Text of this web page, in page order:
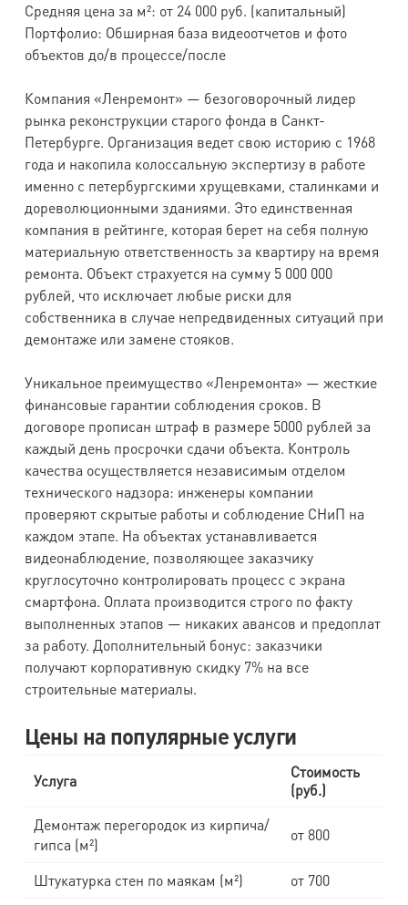
Средняя цена за м²: от 24 000 руб. (капитальный)
Портфолио: Обширная база видеоотчетов и фото
объектов до/в процессе/после
Компания «Ленремонт» — безоговорочный лидер
рынка реконструкции старого фонда в Санкт-
Петербурге. Организация ведет свою историю с 1968
года и накопила колоссальную экспертизу в работе
именно с петербургскими хрущевками, сталинками и
дореволюционными зданиями. Это единственная
компания в рейтинге, которая берет на себя полную
материальную ответственность за квартиру на время
ремонта. Объект страхуется на сумму 5 000 000
рублей, что исключает любые риски для
собственника в случае непредвиденных ситуаций при
демонтаже или замене стояков.
Уникальное преимущество «Ленремонта» — жесткие
финансовые гарантии соблюдения сроков. В
договоре прописан штраф в размере 5000 рублей за
каждый день просрочки сдачи объекта. Контроль
качества осуществляется независимым отделом
технического надзора: инженеры компании
проверяют скрытые работы и соблюдение СНиП на
каждом этапе. На объектах устанавливается
видеонаблюдение, позволяющее заказчику
круглосуточно контролировать процесс с экрана
смартфона. Оплата производится строго по факту
выполненных этапов — никаких авансов и предоплат
за работу. Дополнительный бонус: заказчики
получают корпоративную скидку 7% на все
строительные материалы.
Цены на популярные услуги
Услуга
Стоимость
(руб.)
Демонтаж перегородок из кирпича/
гипса (м²)
от 800
Штукатурка стен по маякам (м²)
от 700